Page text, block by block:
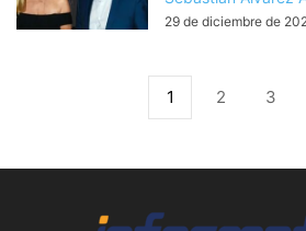
29 de diciembre de
1 2 3